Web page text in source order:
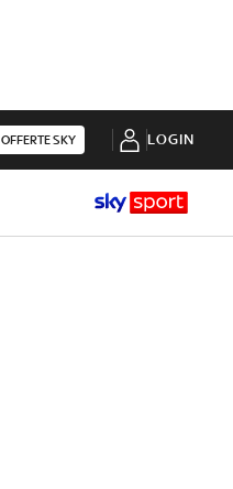
OFFERTE SKY LOGIN